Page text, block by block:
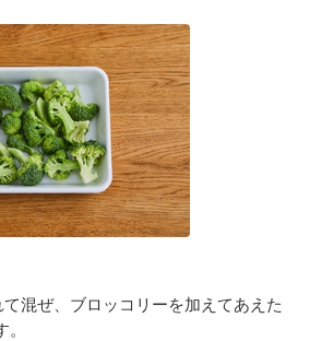
混ぜ、ブロッコリーを加えてあえた